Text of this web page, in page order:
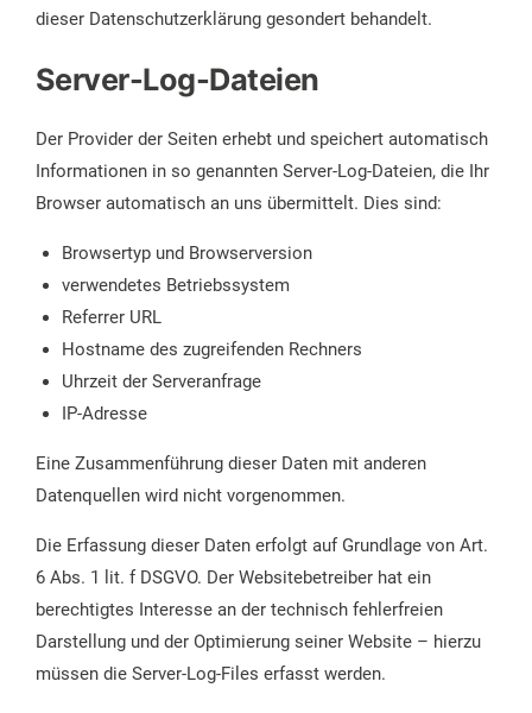
dieser Datenschutzerklärung gesondert behandelt.
Server-Log-Dateien
Der Provider der Seiten erhebt und speichert automatisch
Informationen in so genannten Server-Log-Dateien, die Ihr
Browser automatisch an uns übermittelt. Dies sind:
Browsertyp und Browserversion
verwendetes Betriebssystem
Referrer URL
Hostname des zugreifenden Rechners
Uhrzeit der Serveranfrage
IP-Adresse
Eine Zusammenführung dieser Daten mit anderen
Datenquellen wird nicht vorgenommen.
Die Erfassung dieser Daten erfolgt auf Grundlage von Art.
6 Abs. 1 lit. f DSGVO. Der Websitebetreiber hat ein
berechtigtes Interesse an der technisch fehlerfreien
Darstellung und der Optimierung seiner Website – hierzu
müssen die Server-Log-Files erfasst werden.